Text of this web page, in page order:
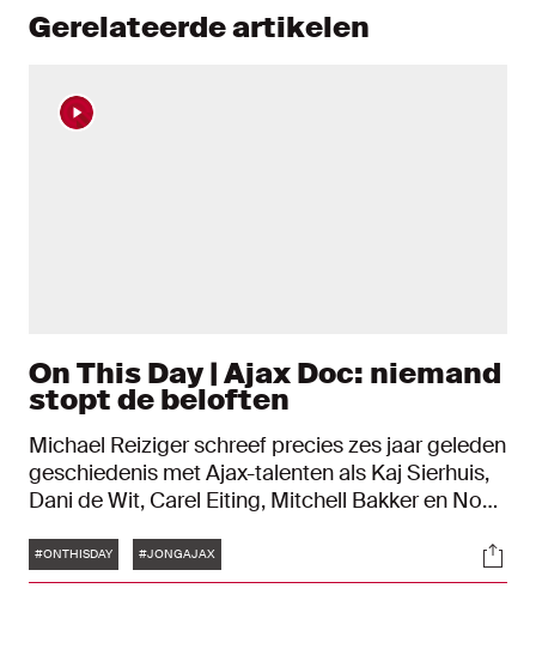
Gerelateerde artikelen
On This Day | Ajax Doc: niemand
stopt de beloften
Michael Reiziger schreef precies zes jaar geleden
geschiedenis met Ajax-talenten als Kaj Sierhuis,
Dani de Wit, Carel Eiting, Mitchell Bakker en Noa
eerste beloftenelftal ooit de titel in de Eerste
Divisie. In deze documentaire krijg je een kijkje
Tags
#ONTHISDAY #JONGAJAX